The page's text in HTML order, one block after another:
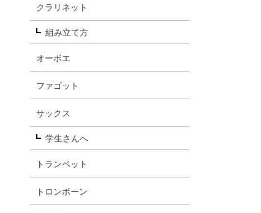
クラリネット
組み立て方
オーボエ
ファゴット
サックス
学生さんへ
トランペット
トロンボーン